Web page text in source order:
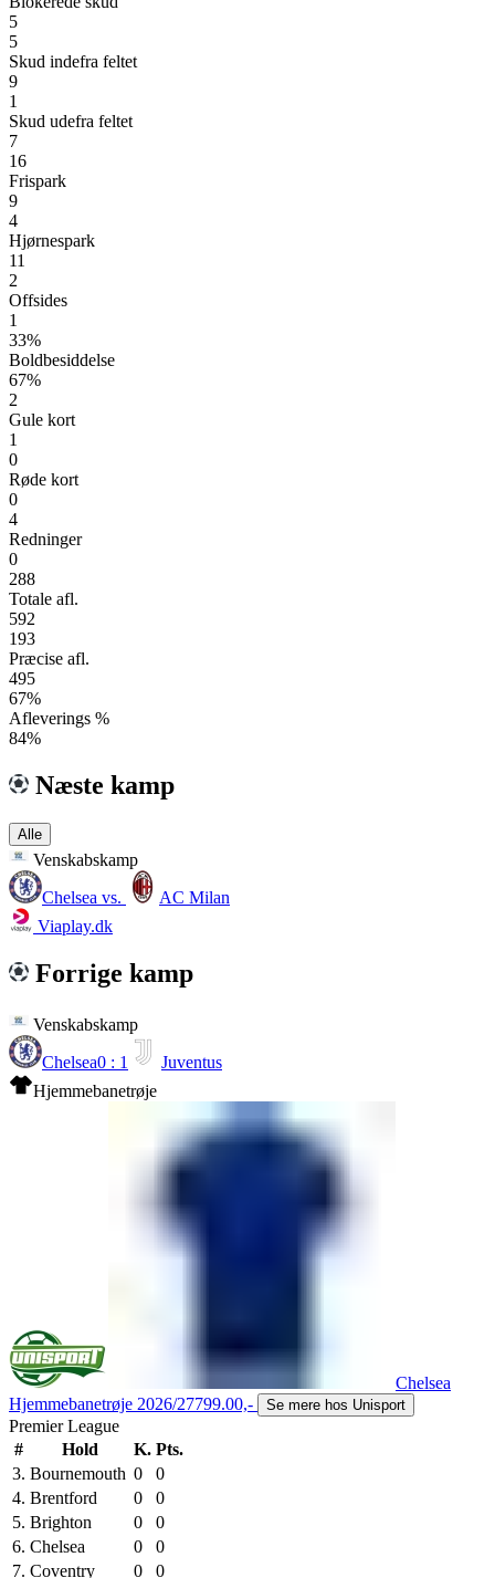
5
5
Skud indefra feltet
9
1
Skud udefra feltet
7
16
Frispark
9
4
Hjørnespark
11
2
Offsides
1
33%
Boldbesiddelse
67%
2
Gule kort
1
0
Røde kort
0
4
Redninger
0
288
Totale afl.
592
193
Præcise afl.
495
67%
Afleverings %
84%
Næste kamp
Alle
Venskabskamp
Chelsea vs.
AC Milan
Viaplay.dk
Forrige kamp
Venskabskamp
Chelsea0 : 1
Juventus
Hjemmebanetrøje
Chelsea
Hjemmebanetrøje 2026/27799.00,- Se mere hos Unisport
Premier League
#
Hold K. Pts.
3. Bournemouth 0
0
4. Brentford 0
0
5. Brighton 0
0
6. Chelsea 0
0
7. Coventry 0
0